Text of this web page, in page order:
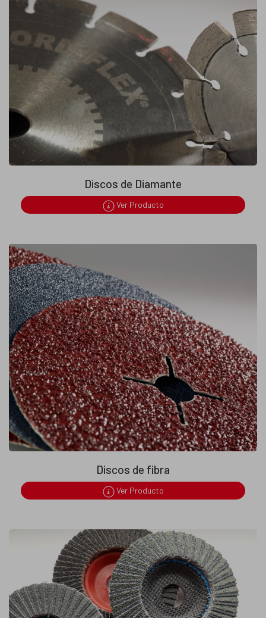
Discos de Diamante
Ver Producto
Discos de fibra
Ver Producto